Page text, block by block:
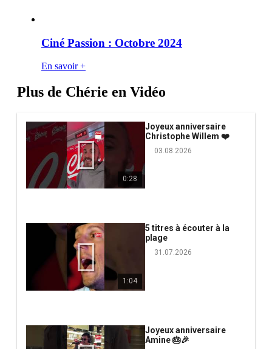
Ciné Passion : Octobre 2024
En savoir +
Plus de Chérie en Vidéo
0:28
Joyeux anniversaire
Christophe Willem ❤️
03.08.2026
1:04
5 titres à écouter à la
plage
31.07.2026
Joyeux anniversaire
Amine 🎂🎉